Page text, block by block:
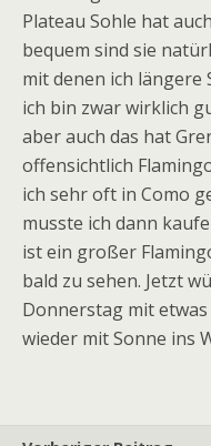
Plateau Sohle hat
bequem sind sie
mit denen ich längere
ich bin zwar wirklich
aber auch das hat
offensichtlich
ich sehr oft in Como
musste ich dann
ist ein großer
bald zu sehen. Jetzt
Donnerstag mit
wieder mit Sonne ins